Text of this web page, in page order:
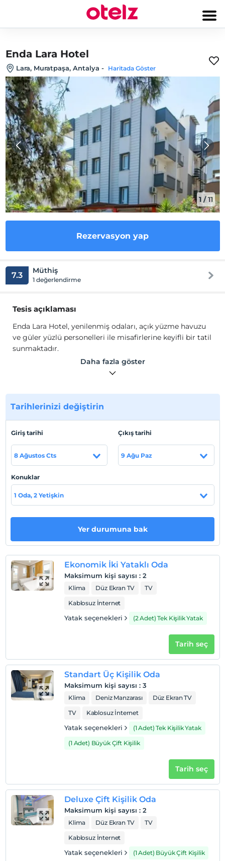
Enda Lara Hotel
Lara, Muratpaşa, Antalya - Haritada Göster
1 /11
Rezervasyon yap
7.3 Müthiş
1 değerlendirme
Tesis açıklaması
Enda Lara Hotel, yenilenmiş odaları, açık yüzme havuzu
ve güler yüzlü personelleri ile misafirlerine keyifli bir tatil
sunmaktadır.
Odalarda, TV, uydu kanalları, Wi-Fi, klima, gardırop, saç
kurutma makinesi ve banyo malzemeleri bulunmaktadır.
Lara'da Konumlanmaktadır. Antalya Havaalanı 10 km,
Sahil
Haritada Göster
Check/in
En erken saat 14:00 ve sonrası
Check/out
En geç saat 12:00 ve öncesi
Evcil hayvan kabul edilmemektedir.
Çocuklar
2 yaşına kadar olan bebekler ücretsizdir.
Her bir oda için 6 yaşına kadar 1 çocuk ücretsizdir
Daha fazla göster
Tarihlerinizi değiştirin
Giriş tarihi
8 Ağustos Cts
Çıkış tarihi
9 Ağu Paz
Konuklar
1 Oda, 2 Yetişkin
Yer durumuna bak
Ekonomik İki Yataklı Oda
Maksimum kişi sayısı : 2
Klima Düz Ekran TV
TV
Kablosuz İnternet
Yatak seçenekleri (2 Adet) Tek Kişilik Yatak
Tarih seç
Standart Üç Kişilik Oda
Maksimum kişi sayısı : 3
Klima Deniz Manzarası
Düz Ekran TV
TV
Kablosuz İnternet
Yatak seçenekleri
(1 Adet) Tek Kişilik Yatak
(1 Adet) Büyük Çift Kişilik
Tarih seç
Deluxe Çift Kişilik Oda
Maksimum kişi sayısı : 2
Klima Düz Ekran TV
TV
Kablosuz İnternet
Yatak seçenekleri (1 Adet) Büyük Çift Kişilik